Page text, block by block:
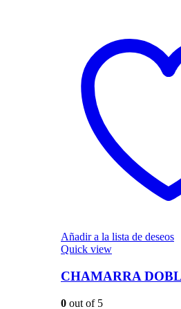
Añadir a la lista de deseos
Quick view
CHAMARRA
0 out of 5